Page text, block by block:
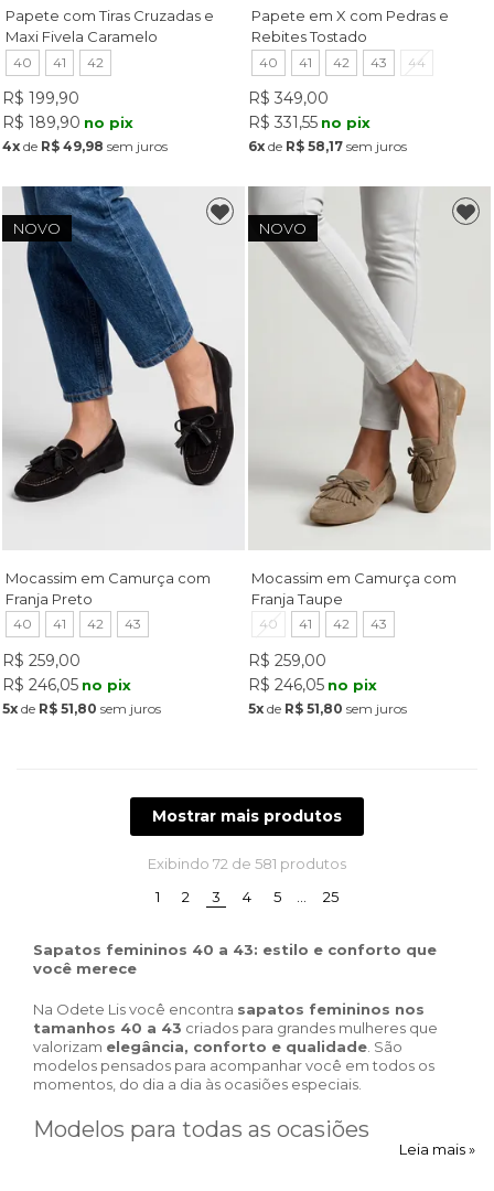
Papete com Tiras Cruzadas e
Maxi Fivela Caramelo
40 41 42
R$ 199,90
R$ 189,90 no pix
4xde R$ 49,98 sem juros
Papete em X com Pedras e
Rebites Tostado
40 41 42 43 44
R$ 349,00
R$ 331,55 no pix
6x de R$ 58,17 sem juros
NOVO
Mocassim em Camurça com
Franja Preto
40 41 42 43
R$ 259,00
R$ 246,05 no pix
5xde R$ 51,80 sem juros
NOVO
Mocassim em Camurça com
Franja Taupe
40 41 42 43
R$ 259,00
R$ 246,05 no pix
5x de R$ 51,80 sem juros
Mostrar mais produtos
Exibindo 72 de 581 produtos
1
2 3 (current)
4 5 25
Sapatos femininos 40 a 43: estilo e conforto que
você merece
Na Odete Lis você encontra sapatos femininos nos
tamanhos 40 a 43 criados para grandes mulheres que
valorizam elegância, conforto e qualidade . São
modelos pensados para acompanhar você em todos os
momentos, do dia a dia às ocasiões especiais.
Modelos para todas as ocasiões
Leia mais »